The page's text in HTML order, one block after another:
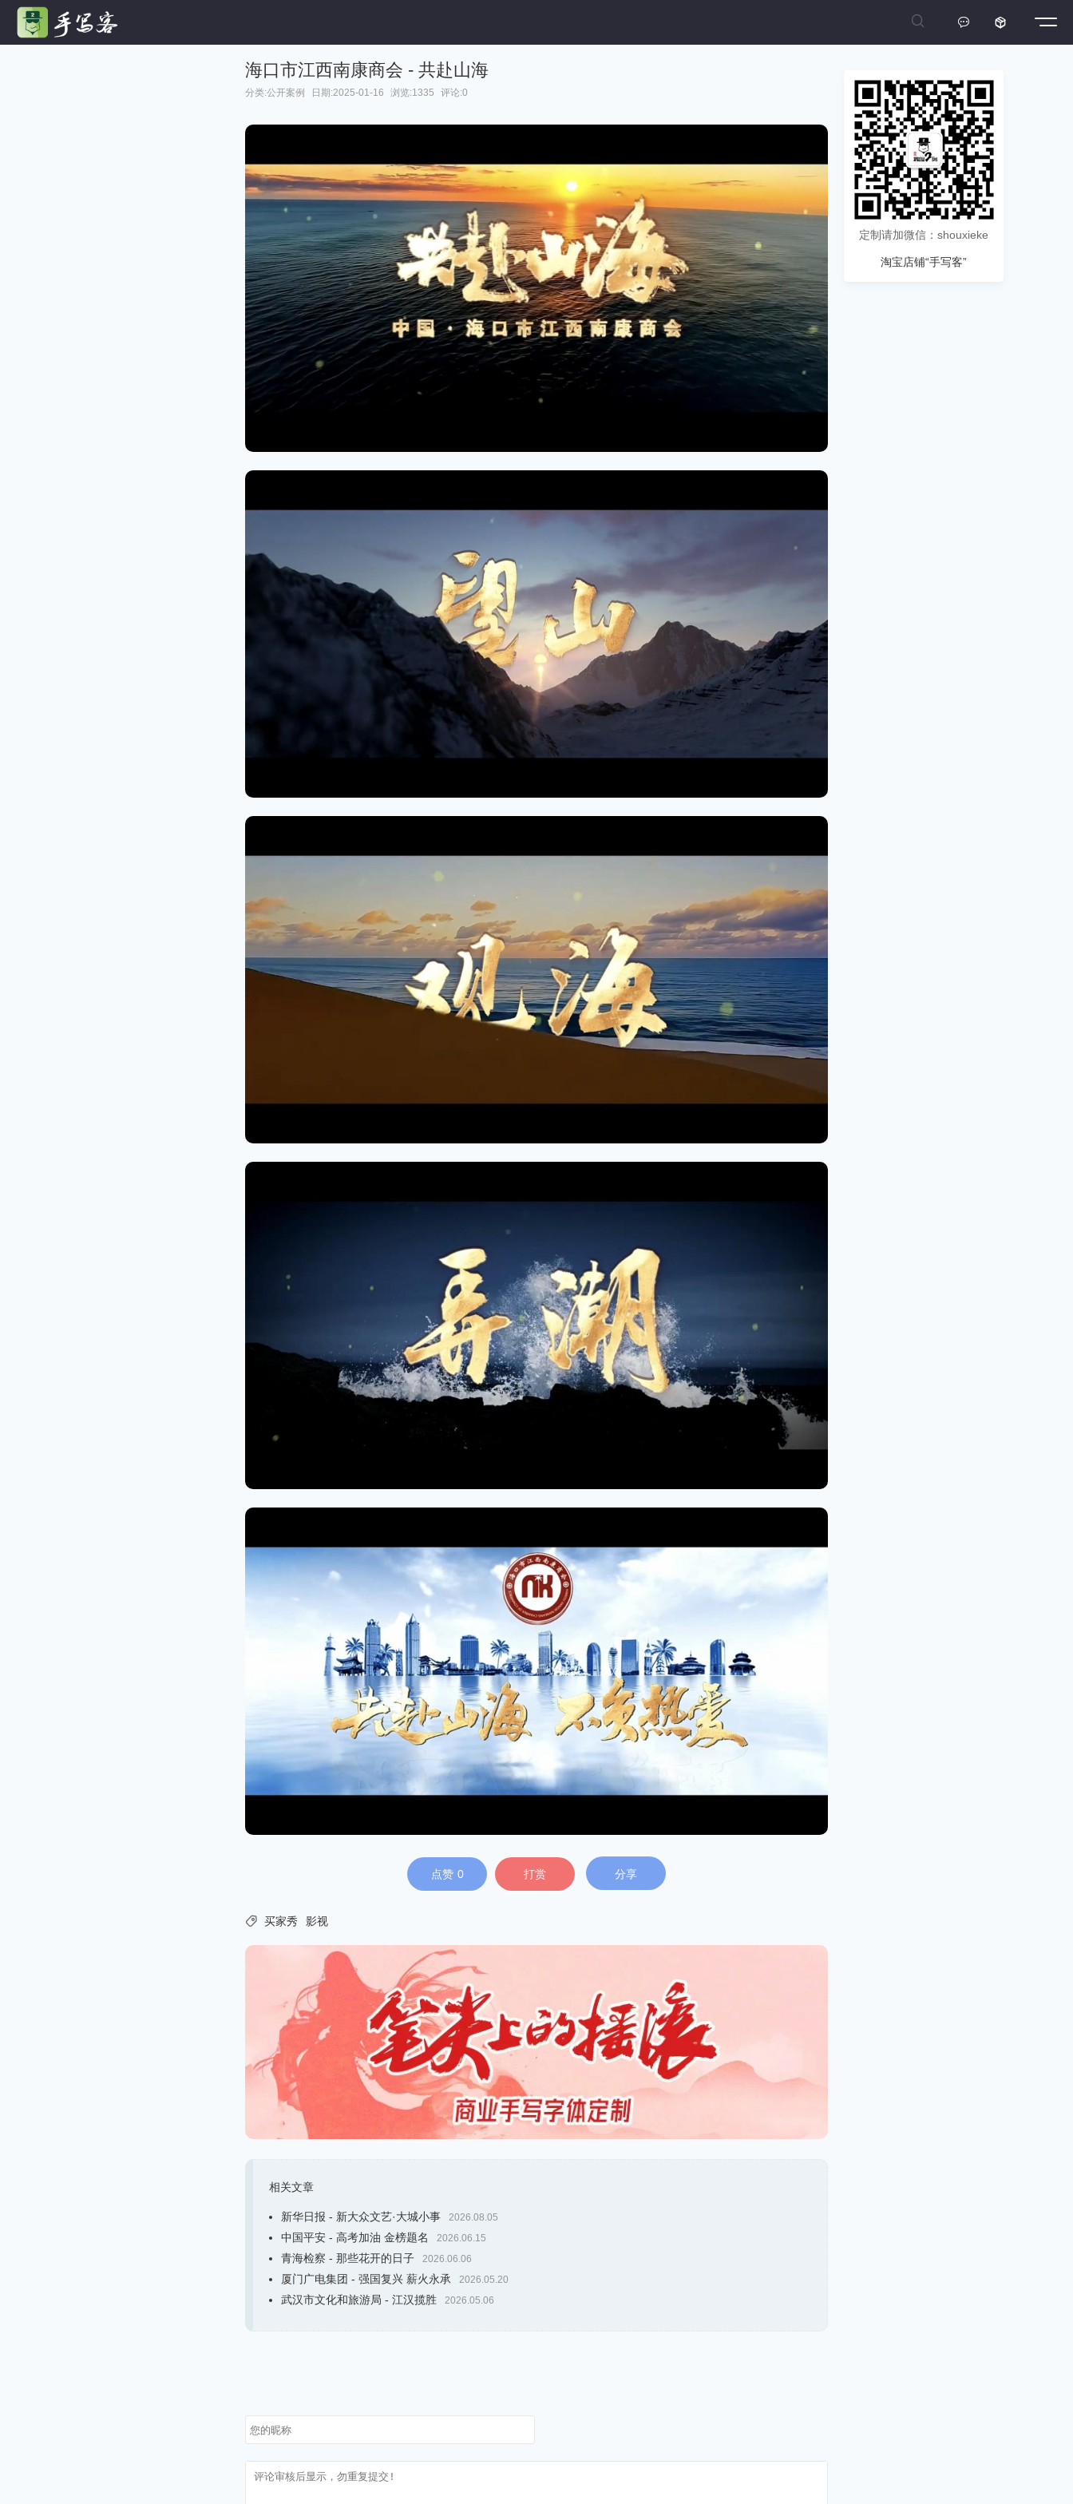
 

海口市江西南康商会 - 共赴山海
分类:公开案例 日期:2025-01-16 浏览:1335 评论:0
点赞 0 打赏 分享
 买家秀 影视
相关文章
新华日报 - 新大众文艺·大城小事 2026.08.05
中国平安 - 高考加油 金榜题名 2026.06.15
青海检察 - 那些花开的日子 2026.06.06
厦门广电集团 - 强国复兴 薪火永承 2026.05.20
武汉市文化和旅游局 - 江汉揽胜 2026.05.06
定制请加微信：shouxieke
淘宝店铺“手写客”